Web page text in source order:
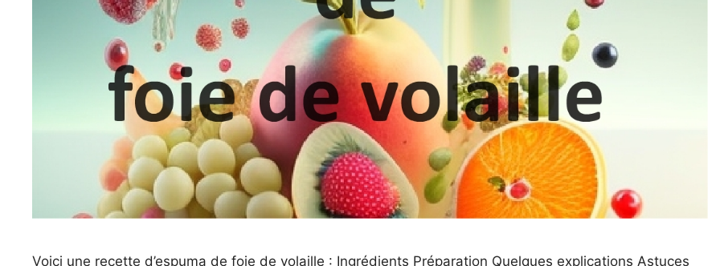
Voici une recette d’espuma de foie de volaille : Ingrédients Préparation Quelques explications Astuces